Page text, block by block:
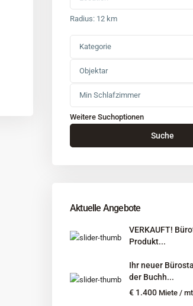
Radius: 12 km
Kategorie
Objektar
Min Schlafzimmer
Weitere Suchoptionen
Suche
Aktuelle Angebote
VERKAUFT!
Produkt...
Ihr neuer
der Buchh...
€ 1.400 Miete /